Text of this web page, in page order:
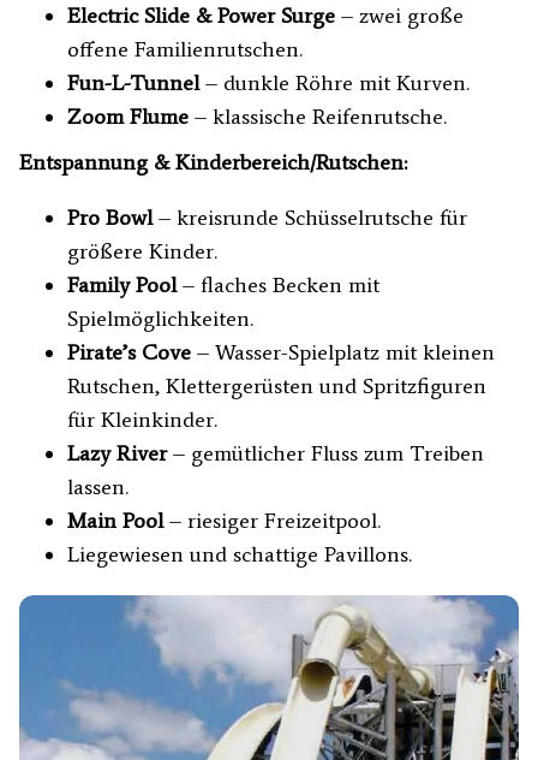
Electric Slide & Power Surge – zwei große
offene Familienrutschen.
Fun-L-Tunnel– dunkle Röhre mit Kurven.
Zoom Flume – klassische Reifenrutsche.
Entspannung & Kinderbereich/Rutschen:
Pro Bowl– kreisrunde Schüsselrutsche für
größere Kinder.
Family Pool– flaches Becken mit
Spielmöglichkeiten.
Pirate’s Cove – Wasser-Spielplatz mit kleinen
Rutschen, Klettergerüsten und Spritzfiguren
für Kleinkinder.
Lazy River– gemütlicher Fluss zum Treiben
lassen.
Main Pool– riesiger Freizeitpool.
Liegewiesen und schattige Pavillons.